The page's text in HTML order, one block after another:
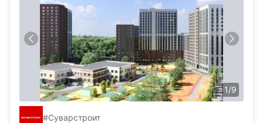
1/9
#Суварстроит